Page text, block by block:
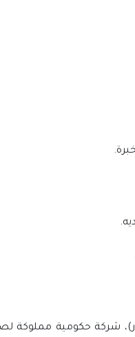
شركة حكومية مملوكة